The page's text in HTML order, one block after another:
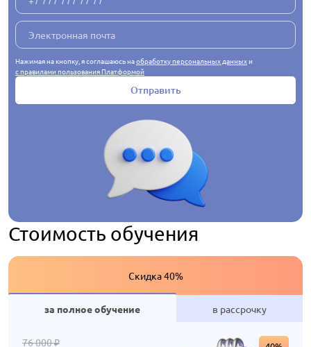
Отправить
Нажимая на кнопку, я соглашаюсь наобработку персональных данныхи
с правилами пользования Платформой
Стоимость обучения
Скидка 40%
за полное обучение в рассрочку
76 000₽